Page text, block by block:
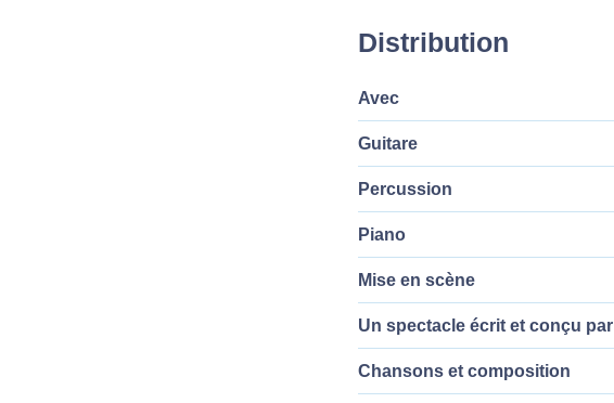
Distribution
Avec
Guitare
Percussion
Piano
Mise en scène
Un spectacle écrit et conçu par
Chansons et composition